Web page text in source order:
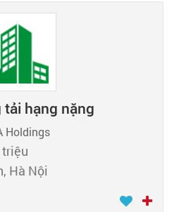
hạng nặng
Holdings
triệu
Hà Nội